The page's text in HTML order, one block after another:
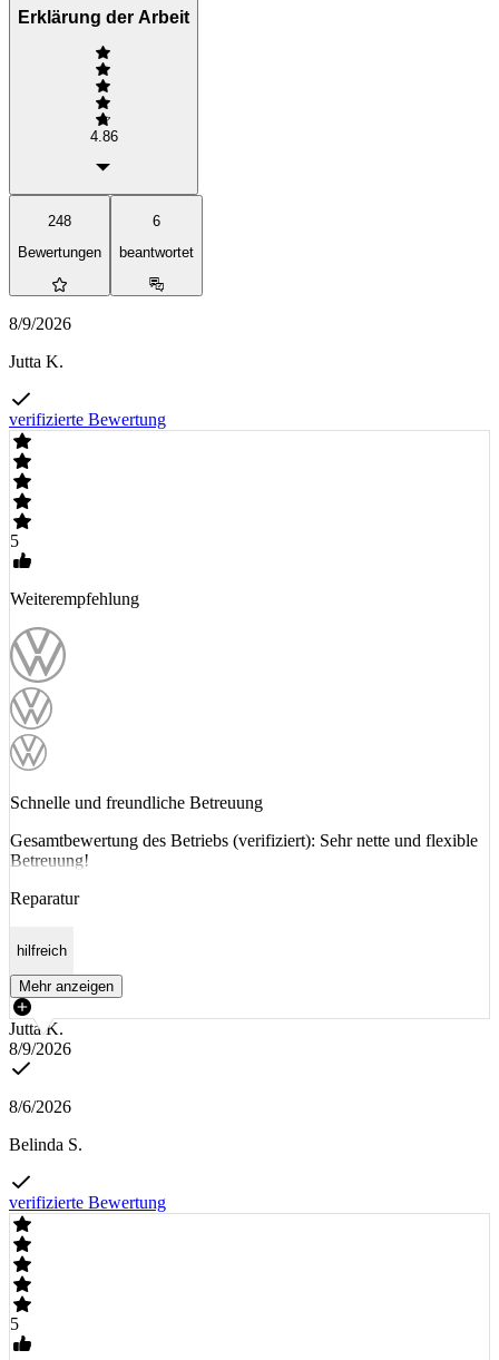
Erklärung der Arbeit
4.86
248
Bewertungen
6
beantwortet
8/9/2026
Jutta K.
verifizierte Bewertung
5
Weiterempfehlung
Schnelle und freundliche Betreuung
Gesamtbewertung des Betriebs (verifiziert): Sehr nette und flexible
Betreuung!
Reparatur
hilfreich
Mehr anzeigen
Jutta K.
8/9/2026
8/6/2026
Belinda S.
verifizierte Bewertung
5